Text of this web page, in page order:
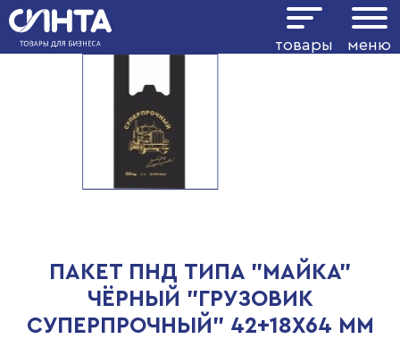
товары меню
ПАКЕТ ПНД ТИПА "МАЙКА"
ЧЁРНЫЙ "ГРУЗОВИК
СУПЕРПРОЧНЫЙ" 42+18Х64 ММ